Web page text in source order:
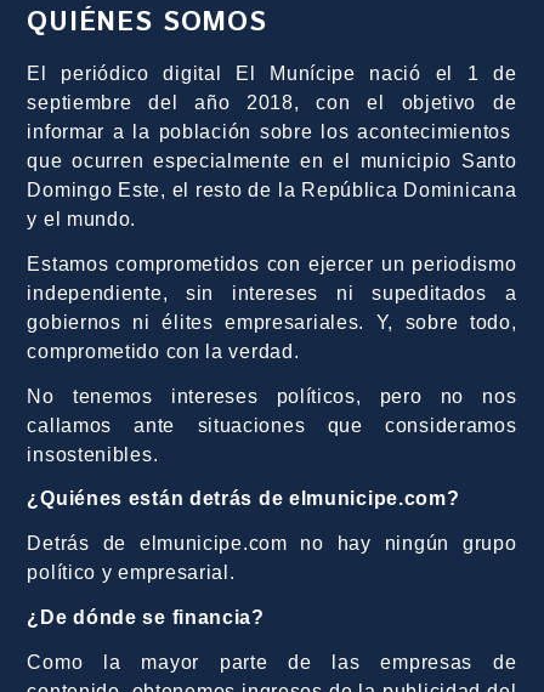
QUIÉNES SOMOS
El periódico digital El Munícipe nació el 1 de
septiembre del año 2018, con el objetivo de
informar a la población sobre los acontecimientos
que ocurren especialmente en el municipio Santo
Domingo Este, el resto de la República Dominicana
y el mundo.
Estamos comprometidos con ejercer un periodismo
independiente, sin intereses ni supeditados a
gobiernos ni élites empresariales. Y, sobre todo,
comprometido con la verdad.
No tenemos intereses políticos, pero no nos
callamos ante situaciones que consideramos
insostenibles.
¿Quiénes están detrás de elmunicipe.com?
Detrás de elmunicipe.com no hay ningún grupo
político y empresarial.
¿De dónde se financia?
Como la mayor parte de las empresas de